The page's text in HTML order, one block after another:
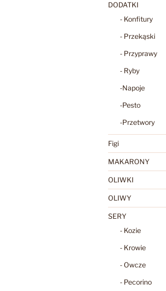
DODATKI
- Konfitury
- Przekąski
- Przyprawy
- Ryby
-Napoje
-Pesto
-Przetwory
Figi
MAKARONY
OLIWKI
OLIWY
SERY
- Kozie
- Krowie
- Owcze
- Pecorino